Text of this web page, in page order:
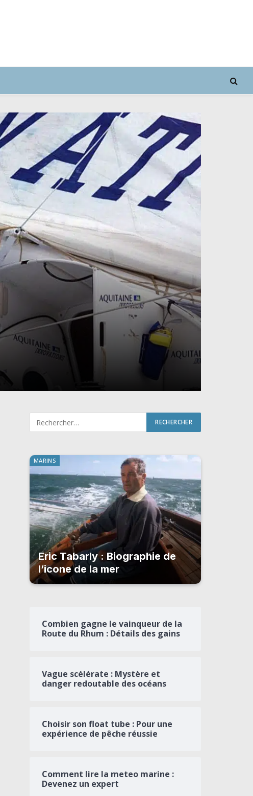
MARINS
Eric Tabarly : Biographie de
l’icone de la mer
Combien gagne le vainqueur de la
Route du Rhum : Détails des gains
Vague scélérate : Mystère et
danger redoutable des océans
Choisir son float tube : Pour une
expérience de pêche réussie
Comment lire la meteo marine :
Devenez un expert